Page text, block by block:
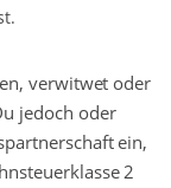
verwitwet oder
jedoch oder
ein,
2